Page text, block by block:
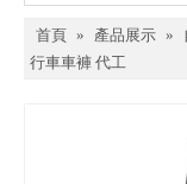
首頁 » 產品展示 »
行車車褲 代工